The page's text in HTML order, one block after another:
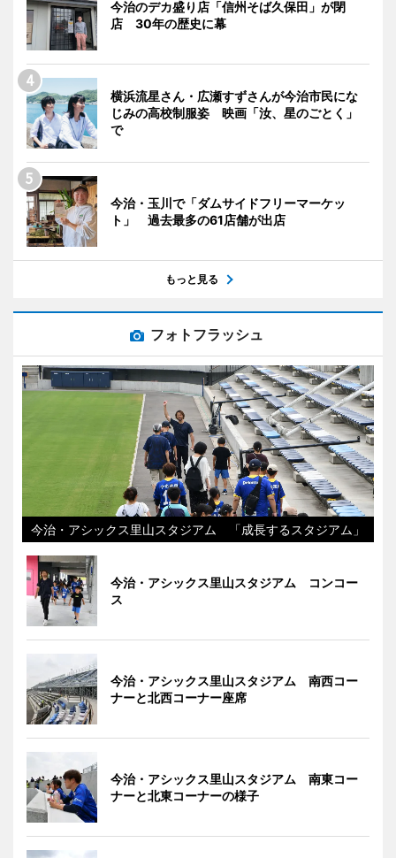
今治のデカ盛り店「信州そば久保田」が閉
店 30年の歴史に幕
横浜流星さん・広瀬すずさんが今治市民にな
じみの高校制服姿 映画「汝、星のごとく」
で
今治・玉川で「ダムサイドフリーマーケッ
ト」 過去最多の61店舗が出店
もっと見る
フォトフラッシュ
今治・アシックス里山スタジアム 「成長するスタジアム」
今治・アシックス里山スタジアム コンコー
ス
今治・アシックス里山スタジアム 南西コー
ナーと北西コーナー座席
今治・アシックス里山スタジアム 南東コー
ナーと北東コーナーの様子